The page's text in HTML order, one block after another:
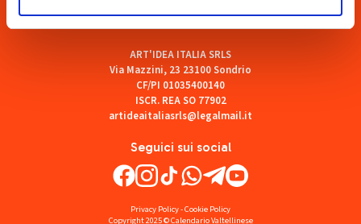
Seguici sui social
ART'IDEA ITALIA SRLS
Via Mazzini, 23 23100 Sondrio
CF/PI 01035400140
ISCR. REA SO 77902
artideaitaliasrls@legalmail.it
Privacy Policy-Cookie Policy
Copyright 2025 © Calendario Valtellinese